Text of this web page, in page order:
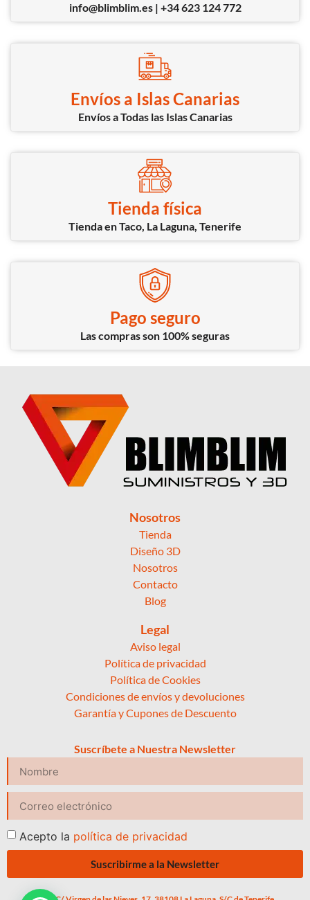
info@blimblim.es | +34 623 124 772
Envíos a Islas Canarias
Envíos a Todas las Islas Canarias
Tienda física
Tienda en Taco, La Laguna, Tenerife
Pago seguro
Las compras son 100% seguras
Nosotros
Tienda
Diseño 3D
Nosotros
Contacto
Blog
Legal
Aviso legal
Política de privacidad
Política de Cookies
Condiciones de envíos y devoluciones
Garantía y Cupones de Descuento
Suscríbete a Nuestra Newsletter
Acepto la política de privacidad
Suscribirme a la Newsletter